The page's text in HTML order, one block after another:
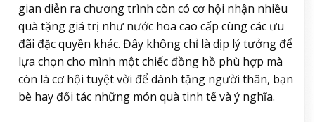
gian diễn ra chương trình còn có cơ hội nhận nhiều
quà tặng giá trị như nước hoa cao cấp cùng các ưu
đãi đặc quyền khác. Đây không chỉ là dịp lý tưởng để
lựa chọn cho mình một chiếc đồng hồ phù hợp mà
còn là cơ hội tuyệt vời để dành tặng người thân, bạn
bè hay đối tác những món quà tinh tế và ý nghĩa.